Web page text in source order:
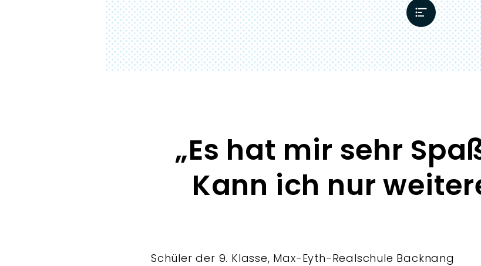
„Es hat mir sehr
Kann ich nur
Schüler der 9. Klasse, Max-Eyth-Realschule Backnang